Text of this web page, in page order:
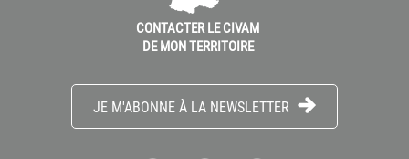
CONTACTER LE CIVAM
DE MON TERRITOIRE
JE M'ABONNE À LA NEWSLETTER